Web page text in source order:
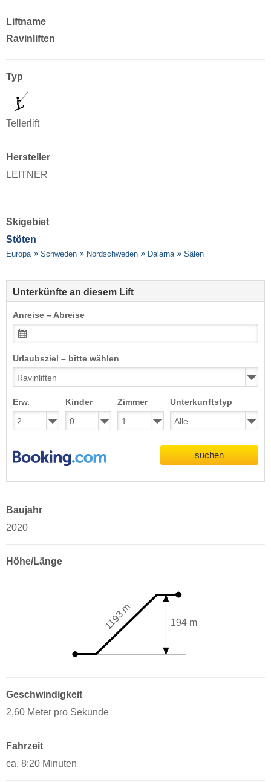
Liftname
Ravinliften
Typ
Tellerlift
Hersteller
LEITNER
Skigebiet
Stöten
Europa Schweden Nordschweden Dalarna Sälen
Unterkünfte an diesem Lift
Anreise – Abreise
Urlaubsziel – bitte wählen
Erw. Kinder Zimmer Unterkunftstyp
suchen
Baujahr
2020
Höhe/Länge
194 m
1193 m
Geschwindigkeit
2,60 Meter pro Sekunde
Fahrzeit
ca. 8:20 Minuten